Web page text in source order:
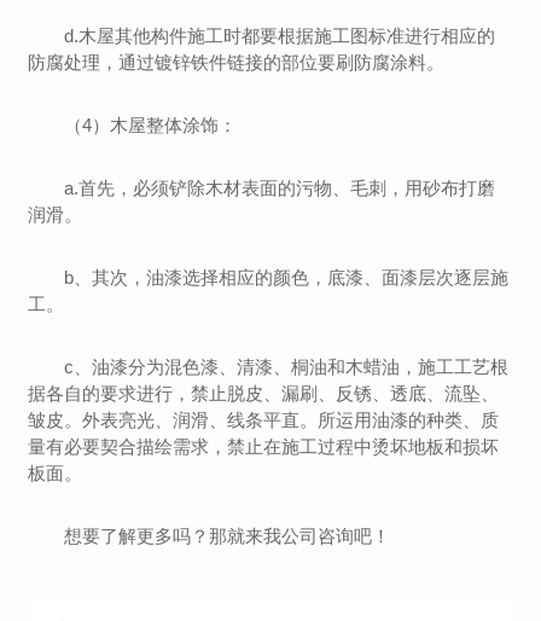
d.木屋其他构件施工时都要根据施工图标准进行相应的
防腐处理，通过镀锌铁件链接的部位要刷防腐涂料。
（4）木屋整体涂饰：
a.首先，必须铲除木材表面的污物、毛刺，用砂布打磨
润滑。
b、其次，油漆选择相应的颜色，底漆、面漆层次逐层施
工。
c、油漆分为混色漆、清漆、桐油和木蜡油，施工工艺根
据各自的要求进行，禁止脱皮、漏刷、反锈、透底、流坠、
皱皮。外表亮光、润滑、线条平直。所运用油漆的种类、质
量有必要契合描绘需求，禁止在施工过程中烫坏地板和损坏
板面。
想要了解更多吗？那就来我公司咨询吧！